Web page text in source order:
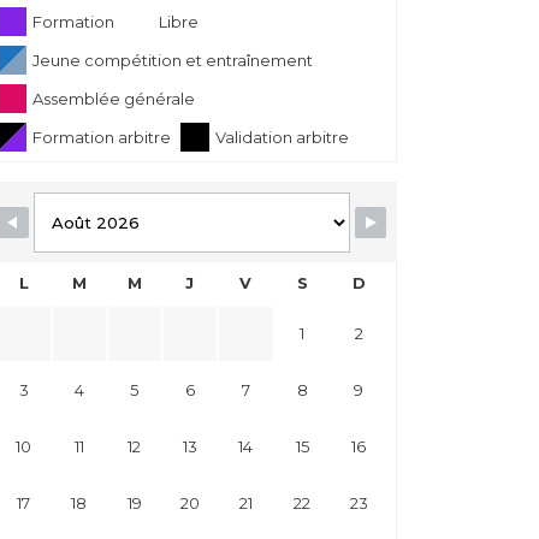
Formation
Libre
Jeune compétition et entraînement
Assemblée générale
Formation arbitre
Validation arbitre
L M M J V S D
1 2
3 4 5 6 7 8 9
10 11 12 13 14 15 16
17 18 19 20 21 22 23